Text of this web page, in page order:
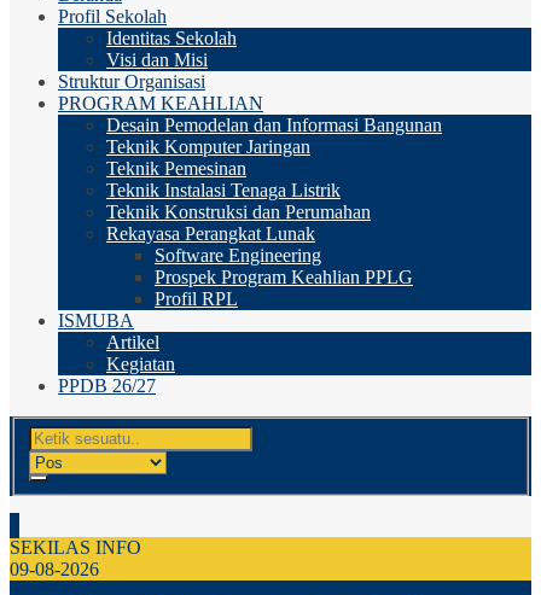
Profil Sekolah
Identitas Sekolah
Visi dan Misi
Struktur Organisasi
PROGRAM KEAHLIAN
Desain Pemodelan dan Informasi Bangunan
Teknik Komputer Jaringan
Teknik Pemesinan
Teknik Instalasi Tenaga Listrik
Teknik Konstruksi dan Perumahan
Rekayasa Perangkat Lunak
Software Engineering
Prospek Program Keahlian PPLG
Profil RPL
ISMUBA
Artikel
Kegiatan
PPDB 26/27
SEKILAS INFO
09-08-2026